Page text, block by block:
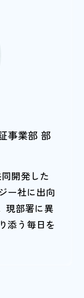
事業部 部
開発した
ー社に出向
現部署に異
添う毎日を